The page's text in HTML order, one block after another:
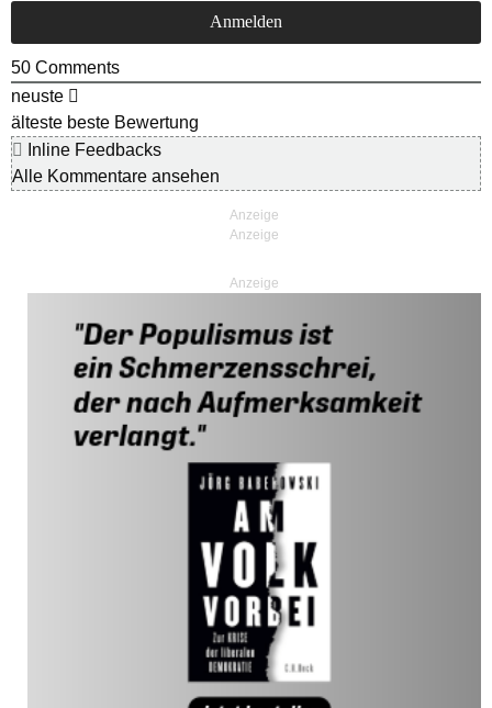
50 Comments
neuste
älteste beste Bewertung
Inline Feedbacks
Alle Kommentare ansehen
Anzeige